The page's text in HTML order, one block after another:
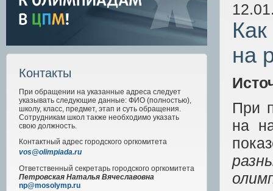
Контакты
При обращении на указанные адреса следует
указывать следующие данные: ФИО (полностью),
школу, класс, предмет, этап и суть обращения.
Сотрудникам школ также необходимо указать
свою должность.
Контактный адрес городского оргкомитета
vos@olimpiada.ru
Ответственный секретарь городского оргкомитета
Петровская Наталья Вячеславовна
np@mosolymp.ru
на
При
на